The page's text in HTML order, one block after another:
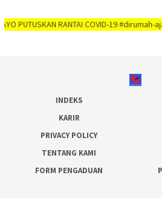
RANTAI COVID-19 #dirumah-aja,
INDEKS
KARIR
PRIVACY POLICY
TENTANG KAMI
FORM PENGADUAN